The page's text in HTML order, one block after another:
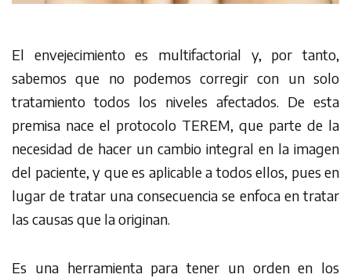
El envejecimiento es multifactorial y, por tanto,
sabemos que no podemos corregir con un solo
tratamiento todos los niveles afectados. De esta
premisa nace el protocolo TEREM, que parte de la
necesidad de hacer un cambio integral en la imagen
del paciente, y que es aplicable a todos ellos, pues en
lugar de tratar una consecuencia se enfoca en tratar
las causas que la originan.
Es una herramienta para tener un orden en los